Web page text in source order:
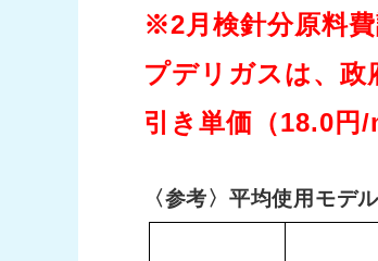
※2月検針分原料
プデリガスは、政
引き単価（18.0円
〈参考〉平均使用モデ